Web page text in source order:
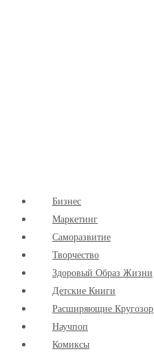
Бизнес
Маркетинг
Cаморазвитие
Творчество
Здоровый Образ Жизни
Детские Книги
Расширяющие Кругозор
Научпоп
Комиксы